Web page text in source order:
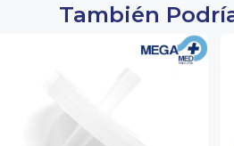
También